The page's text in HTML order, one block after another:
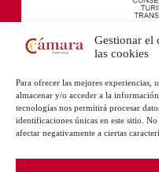
Gestionar el
las cookies
Para ofrecer las mejores experiencias,
almacenar y/o acceder a la
tecnologías nos permitirá procesar
identificaciones únicas en este sitio.
afectar negativamente a ciertas